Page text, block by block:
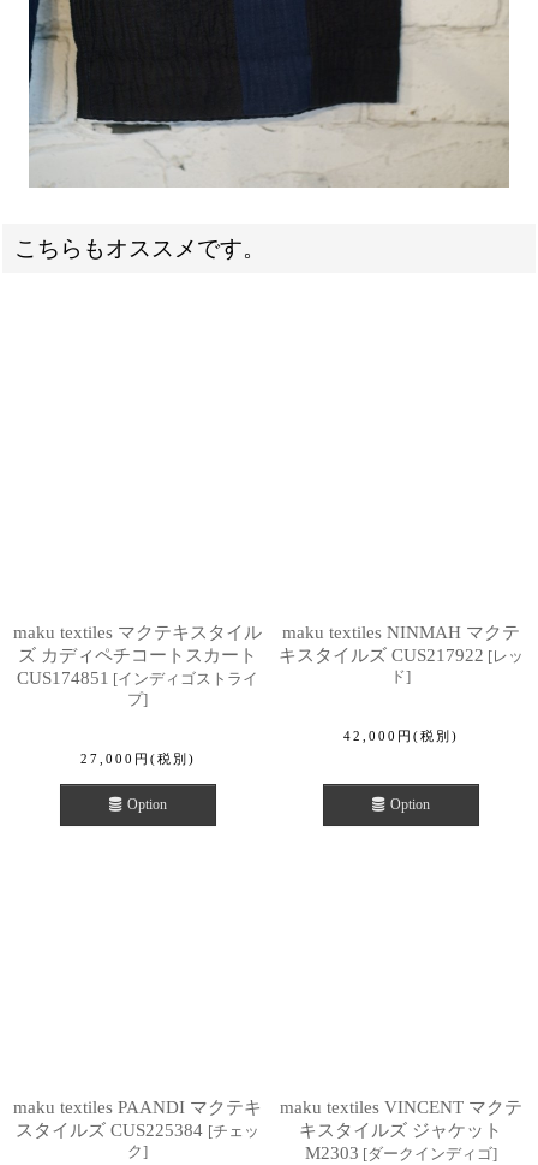
こちらもオススメです。
maku textiles マクテキスタイル
ズ カディペチコートスカート
CUS174851 [インディゴストライ
プ]
27,000 円 (税別)
Option
maku textiles NINMAH マクテ
キスタイルズ CUS217922 [レッ
ド]
42,000 円 (税別)
Option
maku textiles PAANDI マクテキ
スタイルズ CUS225384 [チェッ
ク]
maku textiles VINCENT マクテ
キスタイルズ ジャケット
M2303 [ダークインディゴ]